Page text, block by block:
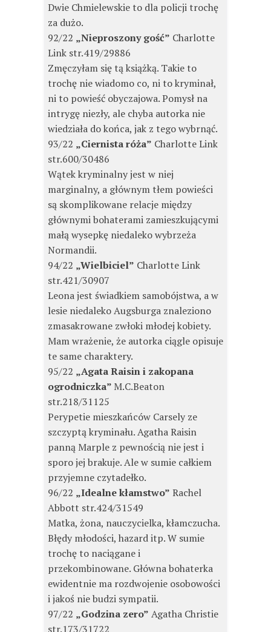
Dwie Chmielewskie to dla policji trochę
za dużo.
92/22 „Nieproszony gość” Charlotte
Link str.419/29886
Zmęczyłam się tą książką. Takie to
trochę nie wiadomo co, ni to kryminał,
ni to powieść obyczajowa. Pomysł na
intrygę niezły, ale chyba autorka nie
wiedziała do końca, jak z tego wybrnąć.
93/22 „Ciernista róża” Charlotte Link
str.600/30486
Wątek kryminalny jest w niej
marginalny, a głównym tłem powieści
są skomplikowane relacje między
głównymi bohaterami zamieszkującymi
małą wysepkę niedaleko wybrzeża
Normandii.
94/22 „Wielbiciel” Charlotte Link
str.421/30907
Leona jest świadkiem samobójstwa, a w
lesie niedaleko Augsburga znaleziono
zmasakrowane zwłoki młodej kobiety.
Mam wrażenie, że autorka ciągle opisuje
te same charaktery.
95/22 „Agata Raisin i zakopana
ogrodniczka” M.C.Beaton
str.218/31125
Perypetie mieszkańców Carsely ze
szczyptą kryminału. Agatha Raisin
panną Marple z pewnością nie jest i
sporo jej brakuje. Ale w sumie całkiem
przyjemne czytadełko.
96/22 „Idealne kłamstwo” Rachel
Abbott str.424/31549
Matka, żona, nauczycielka, kłamczucha.
Błędy młodości, hazard itp. W sumie
trochę to naciągane i
przekombinowane. Główna bohaterka
ewidentnie ma rozdwojenie osobowości
i jakoś nie budzi sympatii.
97/22 „Godzina zero” Agatha Christie
str.173/31722